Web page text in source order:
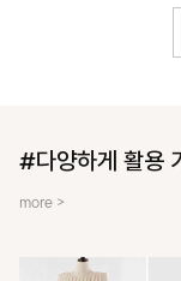
#다양하게 활용
more >